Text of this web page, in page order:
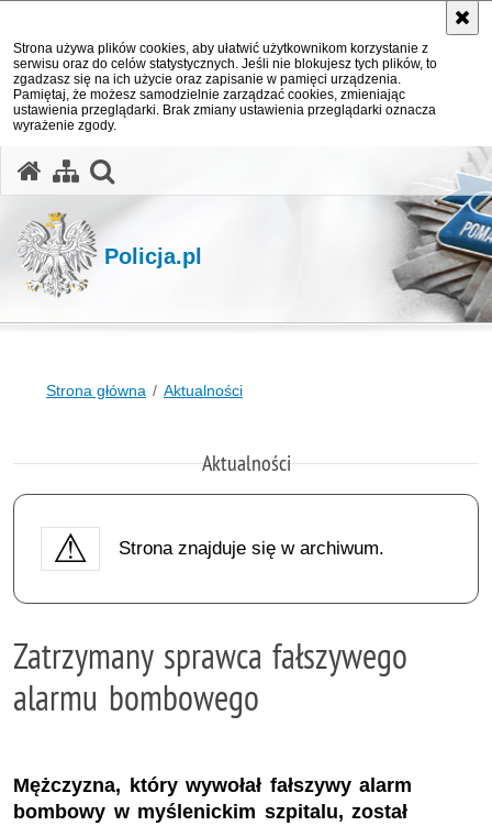
Strona używa plików cookies, aby ułatwić użytkownikom korzystanie z
serwisu oraz do celów statystycznych. Jeśli nie blokujesz tych plików, to
zgadzasz się na ich użycie oraz zapisanie w pamięci urządzenia.
Pamiętaj, że możesz samodzielnie zarządzać cookies, zmieniając
ustawienia przeglądarki. Brak zmiany ustawienia przeglądarki oznacza
wyrażenie zgody.
Policja.pl
Strona główna Aktualności
Aktualności
Strona znajduje się w archiwum.
Zatrzymany sprawca fałszywego
alarmu bombowego
Mężczyzna, który wywołał fałszywy alarm
bombowy w myślenickim szpitalu, został